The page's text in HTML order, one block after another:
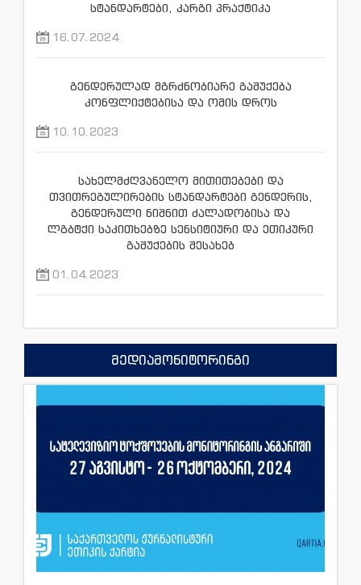
სტანდარტები, კარგი პრაქტიკა
16.07.2024
გენდერულად მგრძნობიარე გაშუქება
კონფლიქტებისა და ომის დროს
10.10.2023
სახელმძღვანელო მითითებები და
თვითრეგულირების სტანდარტები გენდერის,
გენდერული ნიშნით ძალადობისა და
ლგბტქი საკითხებზე სენსიტიური და ეთიკური
გაშუქების შესახებ
01.04.2023
მედიამონიტორინგი